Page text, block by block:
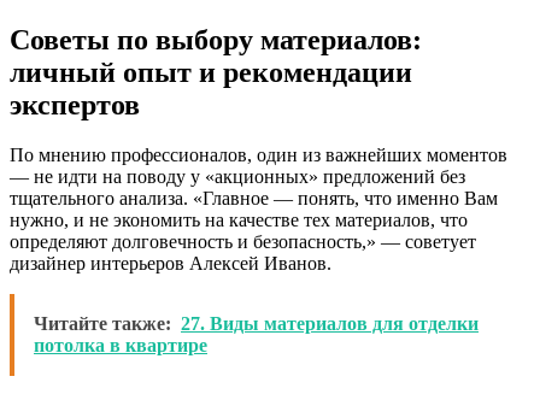
Советы по выбору материалов:
личный опыт и рекомендации
экспертов
По мнению профессионалов, один из важнейших моментов
— не идти на поводу у «акционных» предложений без
тщательного анализа. «Главное — понять, что именно Вам
нужно, и не экономить на качестве тех материалов, что
определяют долговечность и безопасность,» — советует
дизайнер интерьеров Алексей Иванов.
Читайте также: 27. Виды материалов для отделки
потолка в квартире